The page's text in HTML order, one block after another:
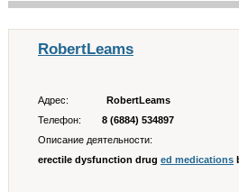
RobertLeams
Адрес:
RobertLeams
Телефон:
8 (6884) 534897
Описание деятельности:
erectile dysfunction drug ed medications